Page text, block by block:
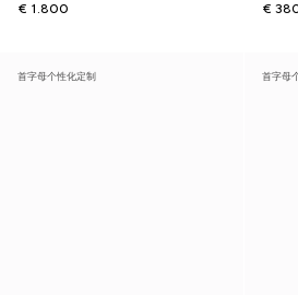
€ 1.800
€
首字母个性化定制 首字母